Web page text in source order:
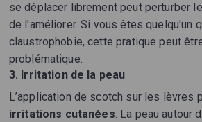
se déplacer librement peut perturber
de l'améliorer. Si vous êtes quelqu'un
claustrophobie, cette pratique peut
problématique.
3. Irritation de la peau
L’application de scotch sur les lèvres
irritations cutanées. La peau autour